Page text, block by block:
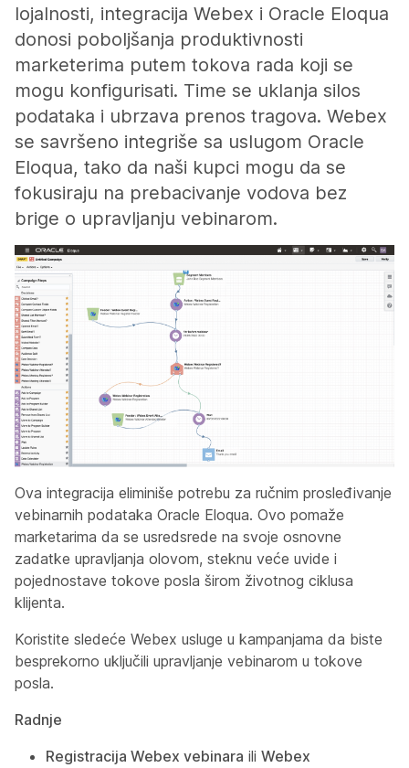
lojalnosti, integracija Webex i Oracle Eloqua
donosi poboljšanja produktivnosti
marketerima putem tokova rada koji se
mogu konfigurisati. Time se uklanja silos
podataka i ubrzava prenos tragova. Webex
se savršeno integriše sa uslugom Oracle
Eloqua, tako da naši kupci mogu da se
fokusiraju na prebacivanje vodova bez
brige o upravljanju vebinarom.
Ova integracija eliminiše potrebu za ručnim prosleđivanje
vebinarnih podataka Oracle Eloqua. Ovo pomaže
marketarima da se usredsrede na svoje osnovne
zadatke upravljanja olovom, steknu veće uvide i
pojednostave tokove posla širom životnog ciklusa
klijenta.
Koristite sledeće Webex usluge u kampanjama da biste
besprekorno uključili upravljanje vebinarom u tokove
posla.
Radnje
Registracija Webex vebinara ili Webex